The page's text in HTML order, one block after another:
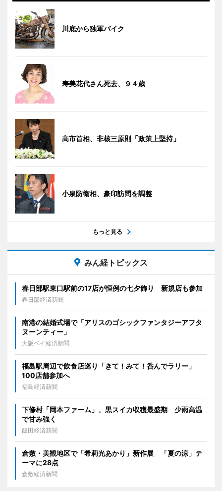
川底から独軍バイク
寿美花代さん死去、９４歳
高市首相、非核三原則「政策上堅持」
小泉防衛相、豪印訪問を調整
もっと見る
みん経トピックス
春日部駅東口駅前の17店が恒例の七夕飾り 新規店も参加
春日部経済新聞
南港の結婚式場で「アリスのゴシックファンタジーアフタ
ヌーンティー」
大阪ベイ経済新聞
福島駅周辺で飲食店巡り「きて！みて！呑んでラリー」
100店舗参加へ
福島経済新聞
下條村「岡本ファーム」、黒スイカ収穫最盛期 少雨高温
で甘み強く
飯田経済新聞
倉敷・美観地区で「希莉光あかり」新作展 「夏の涼」テ
ーマに28点
倉敷経済新聞